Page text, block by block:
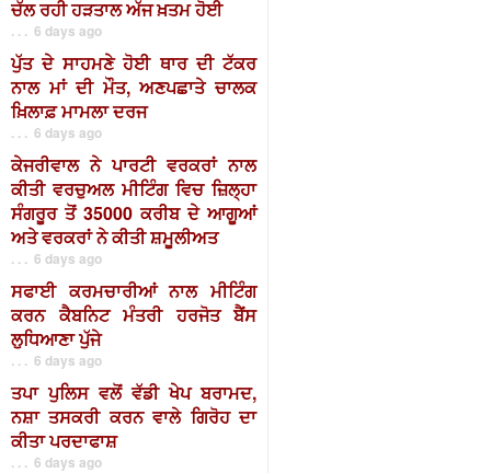
ਚੱਲ ਰਹੀ ਹੜਤਾਲ ਅੱਜ ਖ਼ਤਮ ਹੋਈ
. . . 6 days ago
ਪੁੱਤ ਦੇ ਸਾਹਮਣੇ ਹੋਈ ਥਾਰ ਦੀ ਟੱਕਰ
ਨਾਲ ਮਾਂ ਦੀ ਮੌਤ, ਅਣਪਛਾਤੇ ਚਾਲਕ
ਖ਼ਿਲਾਫ਼ ਮਾਮਲਾ ਦਰਜ
. . . 6 days ago
ਕੇਜਰੀਵਾਲ ਨੇ ਪਾਰਟੀ ਵਰਕਰਾਂ ਨਾਲ
ਕੀਤੀ ਵਰਚੁਅਲ ਮੀਟਿੰਗ ਵਿਚ ਜ਼ਿਲ੍ਹਾ
ਸੰਗਰੂਰ ਤੋਂ 35000 ਕਰੀਬ ਦੇ ਆਗੂਆਂ
ਅਤੇ ਵਰਕਰਾਂ ਨੇ ਕੀਤੀ ਸ਼ਮੂਲੀਅਤ
. . . 6 days ago
ਸਫਾਈ ਕਰਮਚਾਰੀਆਂ ਨਾਲ ਮੀਟਿੰਗ
ਕਰਨ ਕੈਬਨਿਟ ਮੰਤਰੀ ਹਰਜੋਤ ਬੈਂਸ
ਲੁਧਿਆਣਾ ਪੁੱਜੇ
. . . 6 days ago
ਤਪਾ ਪੁਲਿਸ ਵਲੋਂ ਵੱਡੀ ਖੇਪ ਬਰਾਮਦ,
ਨਸ਼ਾ ਤਸਕਰੀ ਕਰਨ ਵਾਲੇ ਗਿਰੋਹ ਦਾ
ਕੀਤਾ ਪਰਦਾਫਾਸ਼
. . . 6 days ago